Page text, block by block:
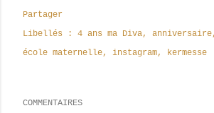
Partager
Libellés :
4 ans ma Diva anniversaire
école maternelle
instagram kermesse
COMMENTAIRES